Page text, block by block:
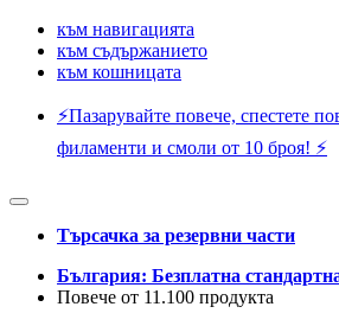
към навигацията
към съдържанието
към кошницата
⚡️Пазарувайте повече, спестете
филаменти и смоли от 10 броя! ⚡️
Търсачка за резервни части
България: Безплатна
Повече от 11.100 продукта